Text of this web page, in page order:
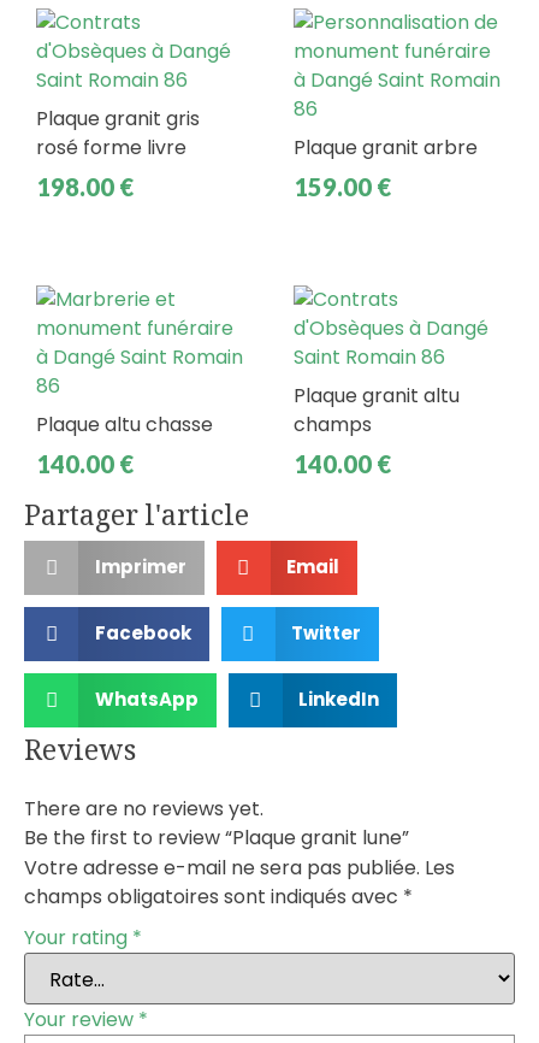
Plaque granit gris
rosé forme livre
198.00 €
Plaque granit arbre
159.00 €
Plaque altu chasse
140.00 €
Plaque granit altu
champs
140.00 €
Partager l'article
Imprimer Email
Facebook Twitter
WhatsApp LinkedIn
Reviews
There are no reviews yet.
Be the first to review “Plaque granit lune”
Votre adresse e-mail ne sera pas publiée. Les
champs obligatoires sont indiqués avec *
Your rating *
Your review *